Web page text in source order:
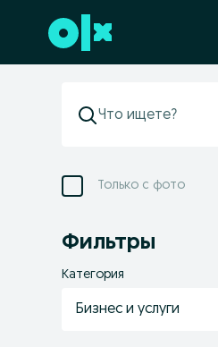
Перейти к нижнему колонтитулу
Только с фото
Фильтры
Категория
Бизнес и услуги